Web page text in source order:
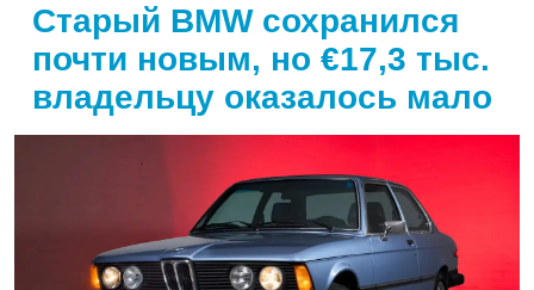
Старый BMW сохранился
почти новым, но €17,3 тыс.
владельцу оказалось мало